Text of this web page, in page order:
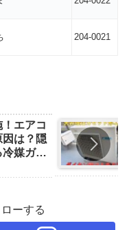
204-0021
エアコ
因は？隠
媒ガス
ーする